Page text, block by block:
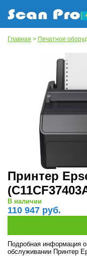
Главная > Печатное
Принтер
В наличии
110 947 руб.
Подробная информация о
обслуживании Принтер